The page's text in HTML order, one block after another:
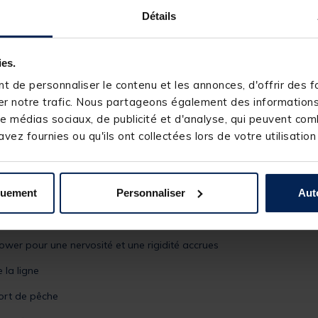
Détails
de personnaliser le contenu et les annonces, d'offrir des
notre trafic. Nous partageons également des
médias sociaux, de publicité et d'analyse, qui peuvent
fournies ou qu'ils ont collectées lors de votre
Personnaliser
porte-moulinet au bon niveau d'ergonomie qui assure à la fois
EVA qui vous apportera une prise en main sans faille en
métallique qui facilitera grandement vos déplacements au
vos premiers pas et progresser dans la pêche desblack-
Strike 1 7' ML
de solidité et de sensibilité
pour une nervosité et une rigidité accrues
la ligne
de pêche